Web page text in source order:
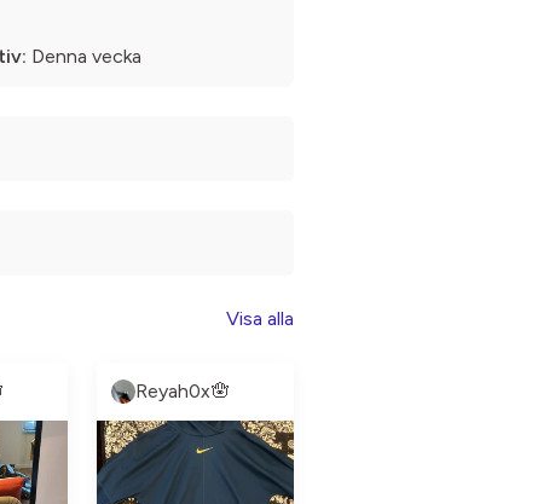
Denna vecka
Visa alla
Reyah0x🪬